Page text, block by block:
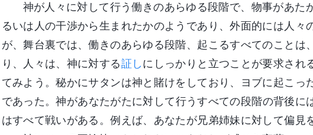
神が人々に対して行う働きのあらゆる段階で、物事があた
るいは人の干渉から生まれたかのようであり、外面的には人
が、舞台裏では、働きのあらゆる段階、起こるすべてのこと
り、人々は、神に対する証しにしっかりと立つことが要求され
てみよう。秘かにサタンは神と賭けをしており、ヨブに起こ
であった。神があなたがたに対して行うすべての段階の背後
はすべて戦いがある。例えば、あなたが兄弟姉妹に対して偏